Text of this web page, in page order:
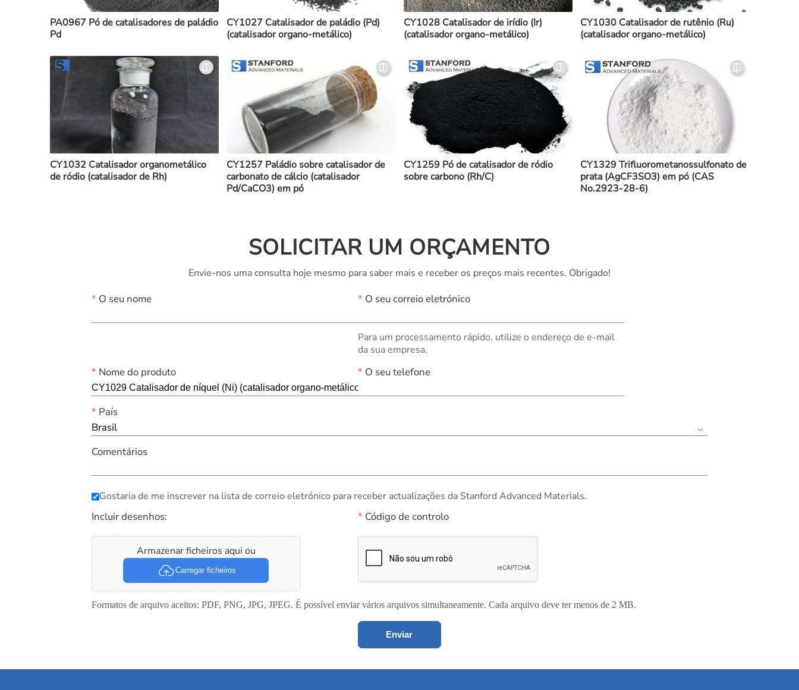
PA0967 Pó de catalisadores de paládio
Pd
CY1027 Catalisador de paládio (Pd)
(catalisador organo-metálico)
CY1028 Catalisador de irídio (Ir)
(catalisador organo-metálico)
CY1030 Catalisador de rutênio (Ru)
(catalisador organo-metálico)
CY1032 Catalisador organometálico
de ródio (catalisador de Rh)
CY1257 Paládio sobre catalisador de
carbonato de cálcio (catalisador
Pd/CaCO3) em pó
CY1259 Pó de catalisador de ródio
sobre carbono (Rh/C)
CY1329 Trifluorometanossulfonato de
prata (AgCF3SO3) em pó (CAS
No.2923-28-6)
SOLICITAR UM ORÇAMENTO
Envie-nos uma consulta hoje mesmo para saber mais e receber os preços mais recentes. Obrigado!
* O seu nome * O seu correio eletrónico
Para um processamento rápido, utilize o endereço de e-mail
da sua empresa.
* Nome do produto * O seu telefone
* País
Brasil
Comentários
Gostaria de me inscrever na lista de correio eletrónico para receber actualizações da Stanford Advanced Materials.
Incluir desenhos:
Armazenar ficheiros aqui ou
Carregar ficheiros
* Código de controlo
Formatos de arquivo aceitos: PDF, PNG, JPG, JPEG. É possível enviar vários arquivos simultaneamente. Cada arquivo deve ter menos de 2 MB.
Enviar